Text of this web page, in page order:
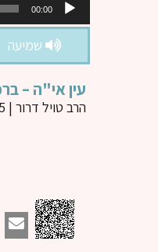
אודיו
00:00
שמיעה
עין אי"ה –
הרב טויל דרור | 11:35 | ח' אב תשפ"ב